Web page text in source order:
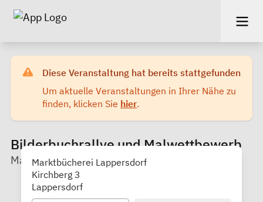
Diese Veranstaltung hat bereits stattgefunden
Um aktuelle Veranstaltungen in Ihrer Nähe zu
finden, klicken Sie hier.
Bilderbuchrallye und Malwettbewerb
Marktbücherei
Marktbücherei Lappersdorf
Kirchberg 3
Lappersdorf